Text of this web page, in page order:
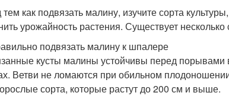
как подвязать малину, изучите сорта
урожайность растения. Существует несколько
подвязать малину к шпалере
кусты малины устойчивы перед порывами
Ветви не ломаются при обильном
сорта, которые растут до 200 см и выше.